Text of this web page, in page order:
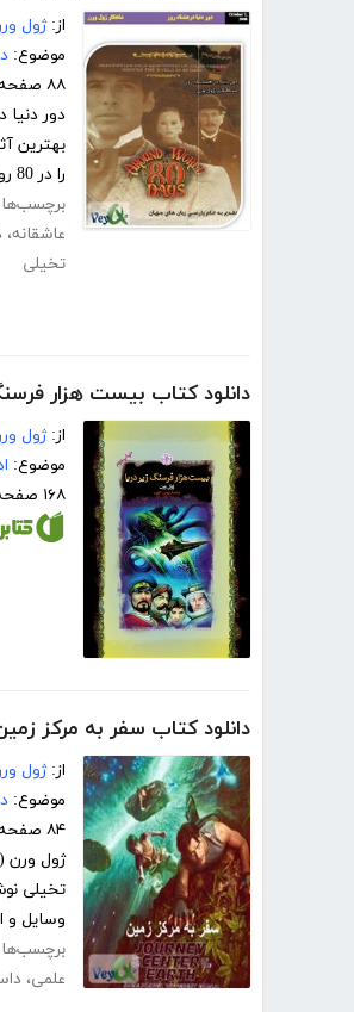
از:ژول
موضوع:
۸۸ صفحه
بهترین
را در 80 روز بپیماید و به همراهی...
عاشقانه،
تخیلی
دانلود کتاب بیست هزار
از:ژول
موضوع:
۱۶۸ صفحه
دانلود کتاب سفر به مرکز
از:ژول
موضوع:
۸۴ صفحه
تخیلی
وسایل و
علمی،